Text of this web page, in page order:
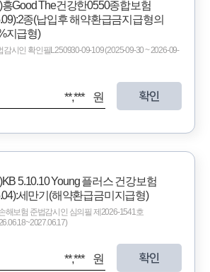
흥Good The건강한0550종합보험
종(납입후 해약환급금지급형의
지급형)
감시인 확인필L250930-09-109 (2025-09-30 ~ 2026-09-
**,*** 원 확인
5.10.10 Young 플러스 건강보험
세만기(해약환급금미지급형)
해보험 준법감시인 심의필 제2026-1541호
**,*** 원 확인